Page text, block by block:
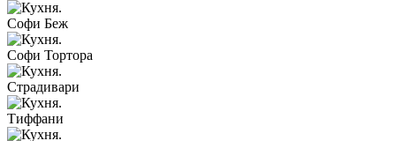
Софи Беж
Софи Тортора
Страдивари
Тиффани